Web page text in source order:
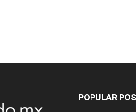
POPULAR